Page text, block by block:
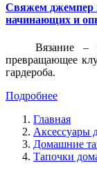
Свяжем джемпер
начинающих и
Вязание –
превращающее
гардероба.
Подробнее
Главная
Аксессуары
Домашние
Тапочки